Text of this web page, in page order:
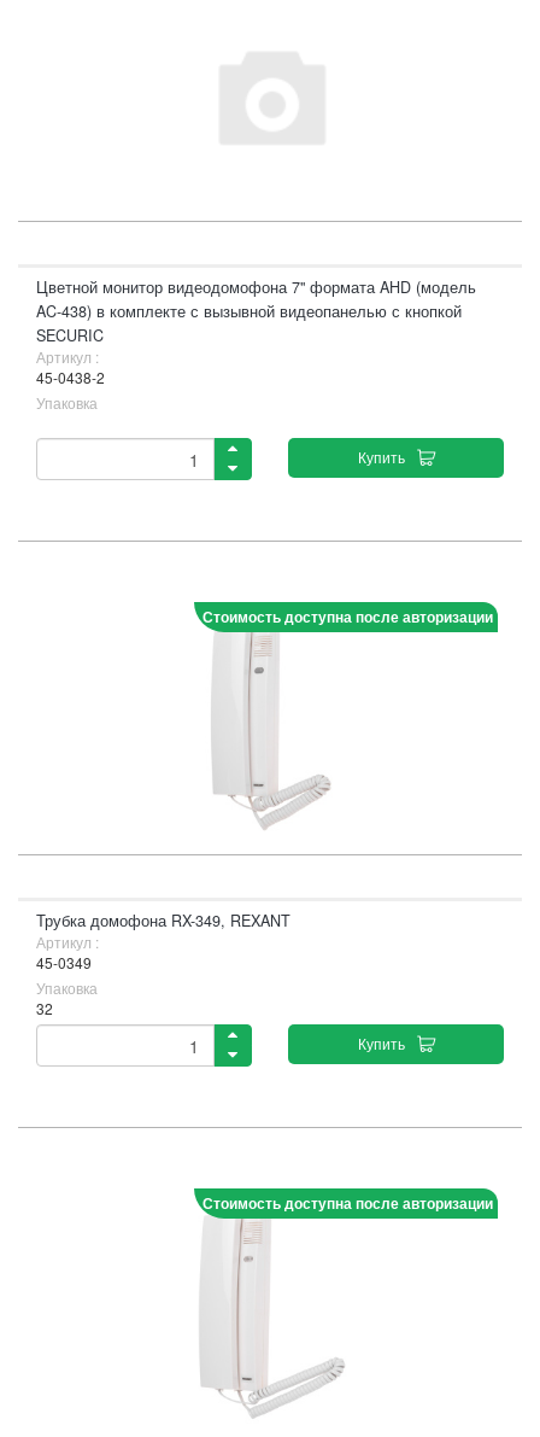
Цветной монитор видеодомофона 7" формата AHD (модель
AC-438) в комплекте с вызывной видеопанелью с кнопкой
SECURIC
Артикул :
45-0438-2
Упаковка
Купить
Стоимость доступна после авторизации
Трубка домофона RX-349, REXANT
Артикул :
45-0349
Упаковка
32
Купить
Стоимость доступна после авторизации